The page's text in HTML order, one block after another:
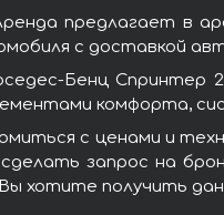
предлагает в
с доставкой
Бенц Спринтер
комфорта,
с ценами и
запрос на
хотите получить